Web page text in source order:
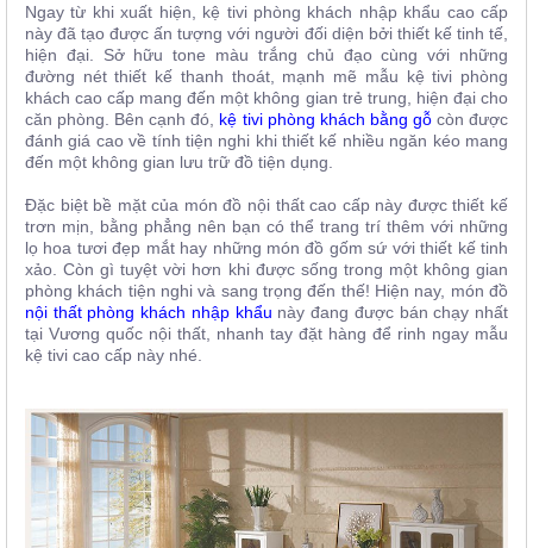
Ngay từ khi xuất hiện, kệ tivi phòng khách nhập khẩu cao cấp
này đã tạo được ấn tượng với người đối diện bởi thiết kế tinh tế,
hiện đại. Sở hữu tone màu trắng chủ đạo cùng với những
đường nét thiết kế thanh thoát, mạnh mẽ mẫu kệ tivi phòng
khách cao cấp mang đến một không gian trẻ trung, hiện đại cho
căn phòng. Bên cạnh đó, kệ tivi phòng khách bằng gỗcòn được
đánh giá cao về tính tiện nghi khi thiết kế nhiều ngăn kéo mang
đến một không gian lưu trữ đồ tiện dụng.
Đặc biệt bề mặt của món đồ nội thất cao cấp này được thiết kế
trơn mịn, bằng phẳng nên bạn có thể trang trí thêm với những
lọ hoa tươi đẹp mắt hay những món đồ gốm sứ với thiết kế tinh
xảo. Còn gì tuyệt vời hơn khi được sống trong một không gian
phòng khách tiện nghi và sang trọng đến thế! Hiện nay, món đồ
nội thất phòng khách nhập khẩu này đang được bán chạy nhất
tại Vương quốc nội thất, nhanh tay đặt hàng để rinh ngay mẫu
kệ tivi cao cấp này nhé.